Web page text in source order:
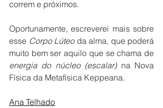
correm e próximos.
Oportunamente, escreverei mais sobre
esse Corpo Lúteo da alma, que poderá
energia do núcleo (escalar) na Nova
Física da Metafísica Keppeana.
Ana Telhado